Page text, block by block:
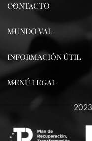
CONTACTO
MUNDO VAL
INFORMACIÓN ÚTIL
MENÚ LEGAL
2023